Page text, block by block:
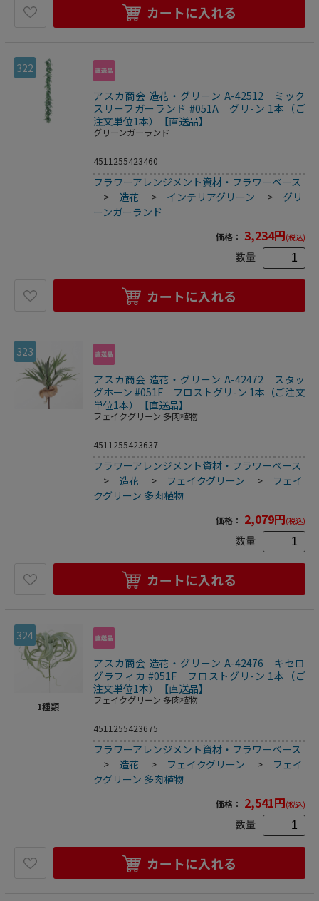
カートに入れる
322
アスカ商会 造花・グリーン A-42512 ミック
スリーフガーランド #051A グリ-ン 1本（ご
注文単位1本）【直送品】
グリーンガーランド
4511255423460
フラワーアレンジメント資材・フラワーベース
> 造花 > インテリアグリーン > グリ
ーンガーランド
価格： 3,234円(税込)
数量
カートに入れる
323
アスカ商会 造花・グリーン A-42472 スタッ
グホーン #051F フロストグリ-ン 1本（ご注文
単位1本）【直送品】
フェイクグリーン 多肉植物
4511255423637
フラワーアレンジメント資材・フラワーベース
> 造花 > フェイクグリーン > フェイ
クグリーン 多肉植物
価格： 2,079円(税込)
数量
カートに入れる
324
1種類
アスカ商会 造花・グリーン A-42476 キセロ
グラフィカ #051F フロストグリ-ン 1本（ご
注文単位1本）【直送品】
フェイクグリーン 多肉植物
4511255423675
フラワーアレンジメント資材・フラワーベース
> 造花 > フェイクグリーン > フェイ
クグリーン 多肉植物
価格： 2,541円(税込)
数量
カートに入れる